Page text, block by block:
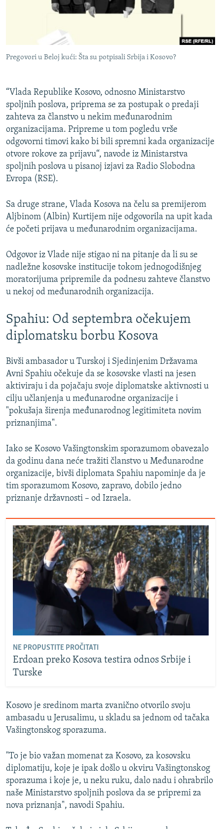
Pregovori u Beloj kući: Šta su potpisali Srbija i Kosovo?
“Vlada Republike Kosovo, odnosno Ministarstvo
spoljnih poslova, priprema se za postupak o predaji
zahteva za članstvo u nekim međunarodnim
organizacijama. Pripreme u tom pogledu vrše
odgovorni timovi kako bi bili spremni kada organizacije
otvore rokove za prijavu“, navode iz Ministarstva
spoljnih poslova u pisanoj izjavi za Radio Slobodna
Evropa (RSE).
Sa druge strane, Vlada Kosova na čelu sa premijerom
Aljbinom (Albin) Kurtijem nije odgovorila na upit kada
će početi prijava u međunarodnim organizacijama.
Odgovor iz Vlade nije stigao ni na pitanje da li su se
nadležne kosovske institucije tokom jednogodišnjeg
moratorijuma pripremile da podnesu zahteve članstvo
u nekoj od međunarodnih organizacija.
Spahiu: Od septembra očekujem
diplomatsku borbu Kosova
Bivši ambasador u Turskoj i Sjedinjenim Državama
Avni Spahiu očekuje da se kosovske vlasti na jesen
aktiviraju i da pojačaju svoje diplomatske aktivnosti u
cilju učlanjenja u međunarodne organizacije i
"pokušaja širenja međunarodnog legitimiteta novim
priznanjima".
Iako se Kosovo Vašingtonskim sporazumom obavezalo
da godinu dana neće tražiti članstvo u Međunarodne
organizacije, bivši diplomata Spahiu napominje da je
tim sporazumom Kosovo, zapravo, dobilo jedno
priznanje državnosti – od Izraela.
NE PROPUSTITE PROČITATI
Erdoan preko Kosova testira odnos Srbije i
Turske
Kosovo je sredinom marta zvanično otvorilo svoju
ambasadu u Jerusalimu, u skladu sa jednom od tačaka
Vašingtonskog sporazuma.
"To je bio važan momenat za Kosovo, za kosovsku
diplomatiju, koje je ipak došlo u okviru Vašingtonskog
sporazuma i koje je, u neku ruku, dalo nadu i ohrabrilo
naše Ministarstvo spoljnih poslova da se pripremi za
nova priznanja", navodi Spahiu.